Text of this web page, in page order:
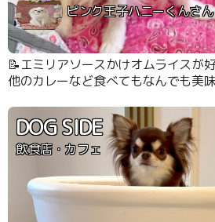
ピンク王子ハニーくんさん
📝エミリアソースかけオムライスが
他のカレーなど食べてもなんでも美
DOG SIDE
飲食店・カフェ